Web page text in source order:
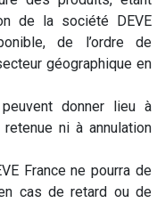
de la société DEVE
de l’ordre de
géographique en
donner lieu à
ni à annulation
France ne pourra de
cas de retard ou de